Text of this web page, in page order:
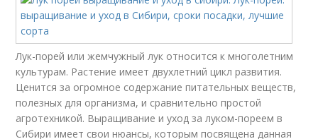
Лук-порей или жемчужный лук относится к многолетним
культурам. Растение имеет двухлетний цикл развития.
Ценится за огромное содержание питательных веществ,
полезных для организма, и сравнительно простой
агротехникой. Выращивание и уход за луком-пореем в
Сибири имеет свои нюансы, которым посвящена данная